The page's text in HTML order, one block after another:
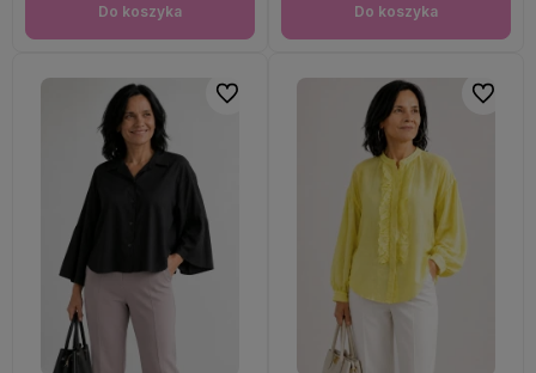
Do koszyka Do koszyka
Do ulubionych Do